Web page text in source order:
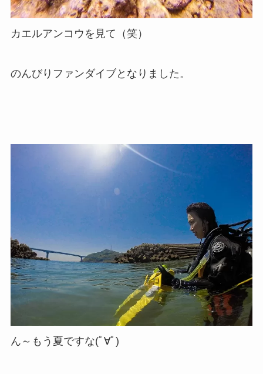
カエルアンコウを見て（笑）
のんびりファンダイブとなりました。
ん～もう夏ですな(ﾟ∀ﾟ)